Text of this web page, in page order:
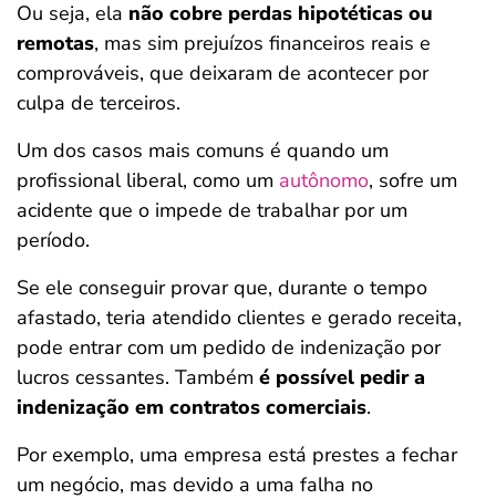
Ou seja, ela não cobre perdas hipotéticas ou
remotas, mas sim prejuízos financeiros reais e
comprováveis, que deixaram de acontecer por
culpa de terceiros.
Um dos casos mais comuns é quando um
profissional liberal, como um autônomo, sofre um
acidente que o impede de trabalhar por um
período.
Se ele conseguir provar que, durante o tempo
afastado, teria atendido clientes e gerado receita,
pode entrar com um pedido de indenização por
lucros cessantes. Também é possível pedir a
indenização em contratos comerciais.
Por exemplo, uma empresa está prestes a fechar
um negócio, mas devido a uma falha no